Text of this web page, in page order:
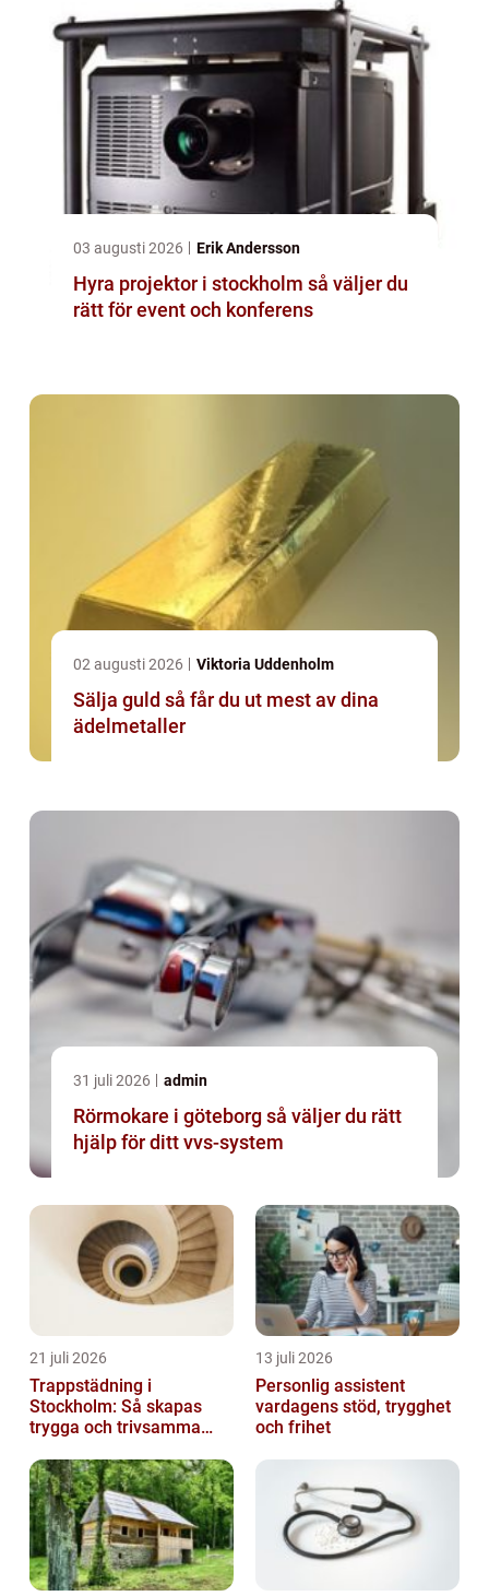
03 augusti 2026 Erik Andersson
Hyra projektor i stockholm så väljer du
rätt för event och konferens
02 augusti 2026 Viktoria Uddenholm
Sälja guld så får du ut mest av dina
ädelmetaller
31 juli 2026 admin
Rörmokare i göteborg så väljer du rätt
hjälp för ditt vvs-system
21 juli 2026
Trappstädning i
Stockholm: Så skapas
trygga och trivsamma
13 juli 2026
Personlig assistent
vardagens stöd, trygghet
och frihet